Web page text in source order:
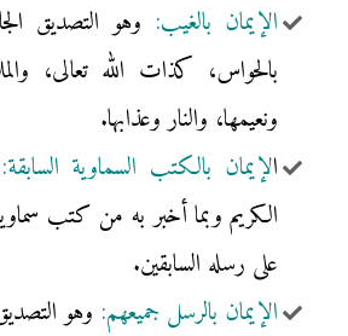
الإيمان بالغيب: وهو التصديق
بالحواس، كذات الله تعالى،
ونعيمها، والنار وعذابها.
الإيمان بالكتب السماوية السابقة:
الكريم وبما أخبر به من كتب
على رسله السابقين.
الإيمان بالرسل جميعهم: وهو